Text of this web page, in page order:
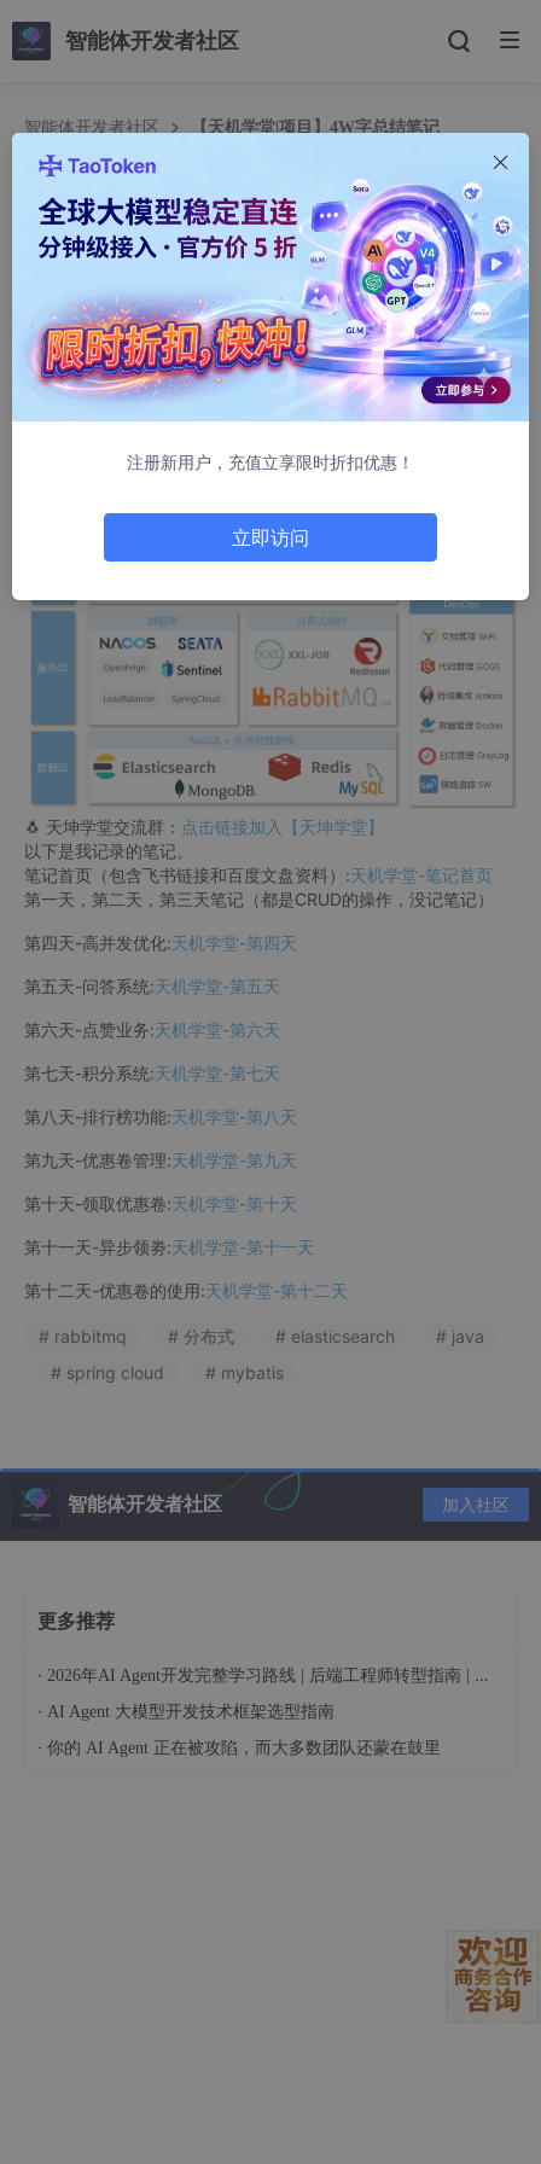
智能体开发者社区
智能体开发者社区 【天机学堂|项目】4W字总结笔记
【天机学堂|项目】4W字总结笔记
shenqibaobao
9126人浏览 · 2025-05-09 00:07:10
天机学堂今晚也是完结撒花了，总的来说是一个很好的微服务练手
项目，也可以说是黑马点评的Plus版本，下面是技术栈，可以说是
非常齐全，里面也涵盖了分布式锁的应用，优惠卷兑换码的生成，
异步领劵，多线程处理任务，工厂模式，策略模式的使用，延时队
每月更新排行榜，链式执行定时任务等等。
🐧 天坤学堂交流群： 点击链接加入【天坤学堂】
以下是我记录的笔记。
笔记首页（包含飞书链接和百度文盘资料）:天机学堂-笔记首页
第一天，第二天，第三天笔记（都是CRUD的操作，没记笔记）
第四天-高并发优化:天机学堂-第四天
第五天-问答系统:天机学堂-第五天
第六天-点赞业务:天机学堂-第六天
第七天-积分系统:天机学堂-第七天
第八天-排行榜功能:天机学堂-第八天
第九天-优惠卷管理:天机学堂-第九天
第十天-领取优惠卷:天机学堂-第十天
第十一天-异步领劵:天机学堂-第十一天
第十二天-优惠卷的使用:天机学堂-第十二天
# rabbitmq # 分布式 # elasticsearch
# java
# spring cloud
# mybatis
智能体开发者社区 加入社区
更多推荐
· 2026年AI Agent开发完整学习路线 | 后端工程师转型指南 | 从零到手搓生产级多Agent系统
· AI Agent 大模型开发技术框架选型指南
· 你的 AI Agent 正在被攻陷，而大多数团队还蒙在鼓里
注册新用户，充值立享限时折扣优惠！
立即访问